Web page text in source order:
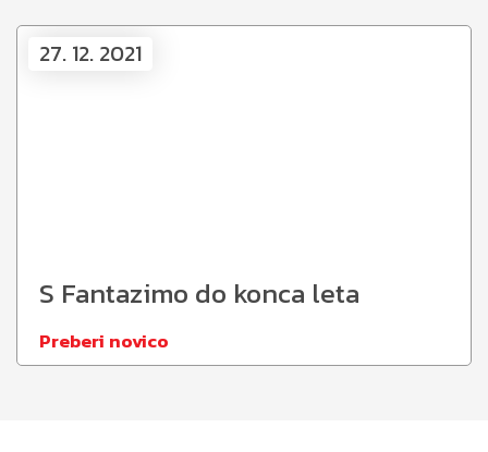
27. 12. 2021
S Fantazimo do konca leta
Preberi novico